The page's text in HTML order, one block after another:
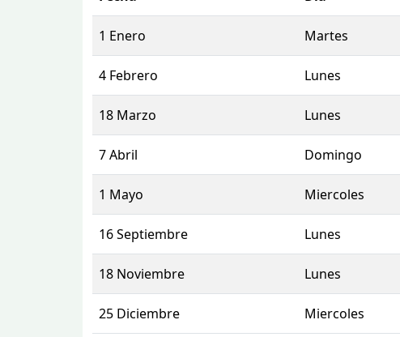
1 Enero Martes
4 Febrero Lunes
18 Marzo Lunes
7 Abril Domingo
1 Mayo Miercoles
16 Septiembre Lunes
18 Noviembre Lunes
25 Diciembre Miercoles